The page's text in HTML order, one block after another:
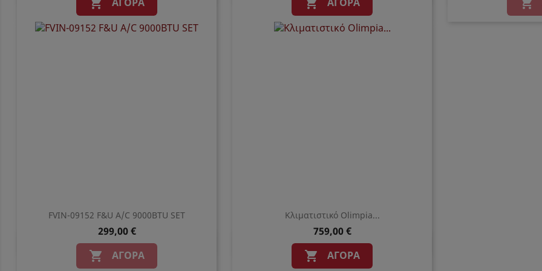
  
FVIN-09152 F&U A/C 9000BTU SET
299,00 €
 ΑΓΟΡΆ
Γρήγορη προβολή
Κλιματιστικό Olimpia...
759,00 €
 ΑΓΟΡΆ
Γρήγορη προβολή